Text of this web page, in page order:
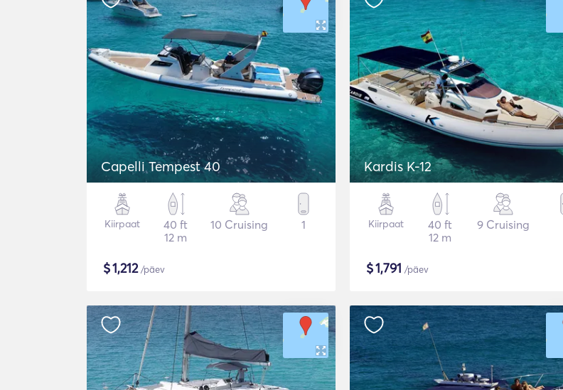
Capelli Tempest 40
Kiirpaat
40 ft
12 m
10 Cruising 1
$1,212/päev
Kardis K-12
Kiirpaat
40 ft
12 m
9 Cruising
$1,791 /päev